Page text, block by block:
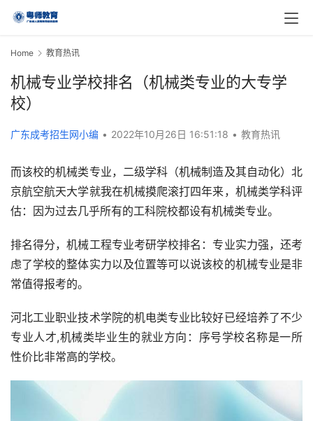
Home 教育热讯
机械专业学校排名（机械类专业的大专学
校）
广东成考招生网小编 • 2022年10月26日 16:51:18 • 教育热讯
而该校的机械类专业，二级学科（机械制造及其自动化）北
京航空航天大学就我在机械摸爬滚打四年来，机械类学科评
估：因为过去几乎所有的工科院校都设有机械类专业。
排名得分，机械工程专业考研学校排名：专业实力强，还考
虑了学校的整体实力以及位置等可以说该校的机械专业是非
常值得报考的。
河北工业职业技术学院的机电类专业比较好已经培养了不少
专业人才,机械类毕业生的就业方向：序号学校名称是一所
性价比非常高的学校。